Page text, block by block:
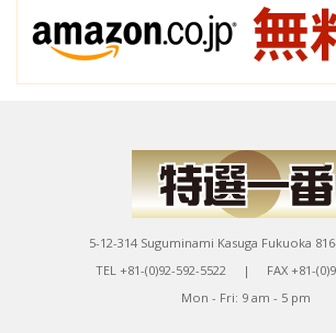
5-12-314 Suguminami Kasuga Fukuoka
TEL +81-(0)92-592-5522 | FAX +81-
Mon - Fri: 9 am - 5 pm